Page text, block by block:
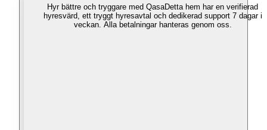
Hyr bättre och tryggare med QasaDetta hem har en verifierad
hyresvärd, ett tryggt hyresavtal och dedikerad support 7 dagar i
veckan. Alla betalningar hanteras genom oss.